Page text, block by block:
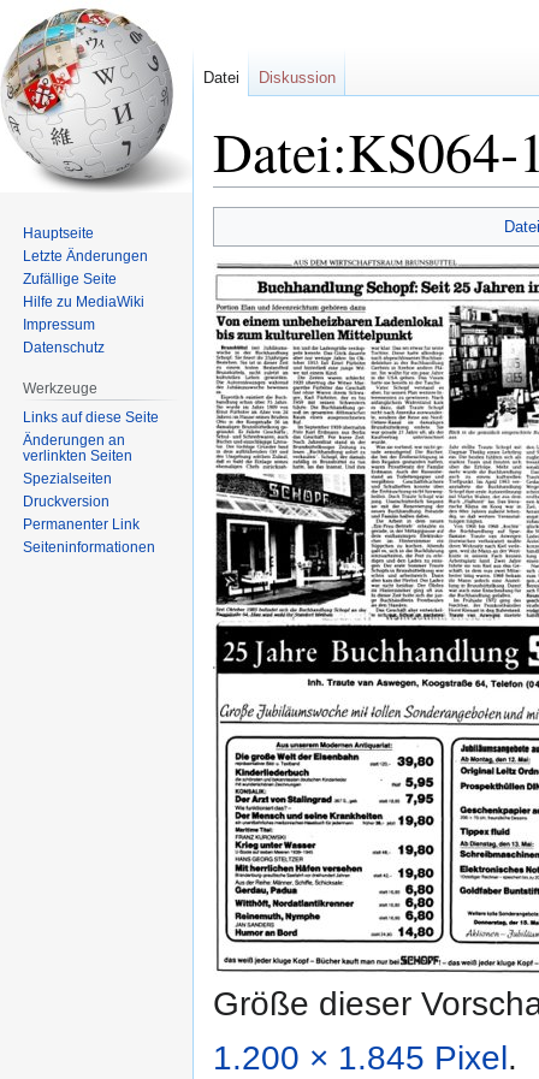
Datei:KS064-
Navigation
springen
Suche
springen
Größe dieser
1.200 × 1.845 Pixel.
Datei Diskussion
Hauptseite
Letzte Änderungen
Zufällige Seite
Hilfe zu MediaWiki
Impressum
Datenschutz
Werkzeuge
Links auf diese Seite
Änderungen an
verlinkten Seiten
Spezialseiten
Druckversion
Permanenter Link
Seiten­informationen